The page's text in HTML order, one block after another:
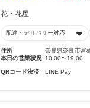
花・花屋
配達・デリバリー対応
住所
奈良県奈良市富
本日の営業状況 10:00〜19:00
QRコード決済 LINE Pay